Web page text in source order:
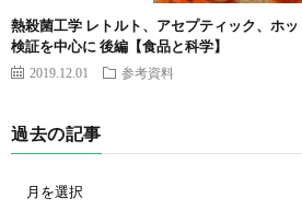
熱殺菌工学 レトルト、アセプティック、ホ
検証を中心に 後編【食品と科学】
2019.12.01 参考資料
過去の記事